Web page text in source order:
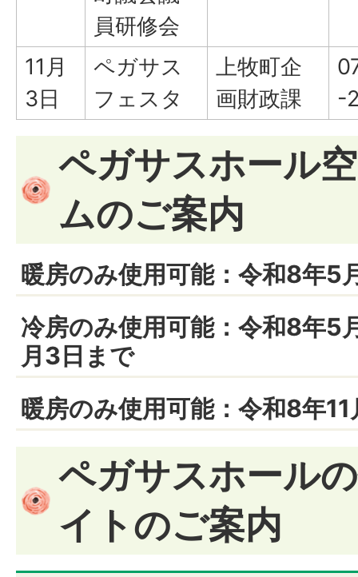
員研修会
11月
3日
ペガサス
フェスタ
上牧町企
画財政課
-
ペガサスホール
ムのご案内
暖房のみ使用可能：令和8年5
冷房のみ使用可能：令和8年5
月3日まで
暖房のみ使用可能：令和8年
ペガサスホール
イトのご案内